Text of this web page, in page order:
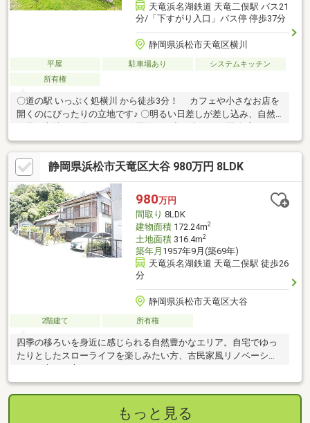
天竜浜名湖鉄道 天竜二俣駅 バス21
分/「下すがり入口」バス停 停歩37分
静岡県浜松市天竜区横川
平屋 駐車場あり
システムキッチン
所有権
〇道の駅 いっぷく処横川 から徒歩3分！ カフェや小さなお店を
開くのにぴったりの立地です♪ 〇明るい日差しが差し込み、自然
立地です。
静岡県浜松市天竜区大谷 980万円 8LDK
980万円
間取り 8LDK
建物面積172.24m2
土地面積316.4m2
築年月 1957年9月(築69年)
天竜浜名湖鉄道 天竜二俣駅 徒歩26
分
静岡県浜松市天竜区大谷
2階建て 所有権
四季の移ろいを身近に感じられる自然豊かなエリア。自宅でゆっ
たりとしたスローライフを楽しみたい方、古民家風リノベーショ
もっと見る